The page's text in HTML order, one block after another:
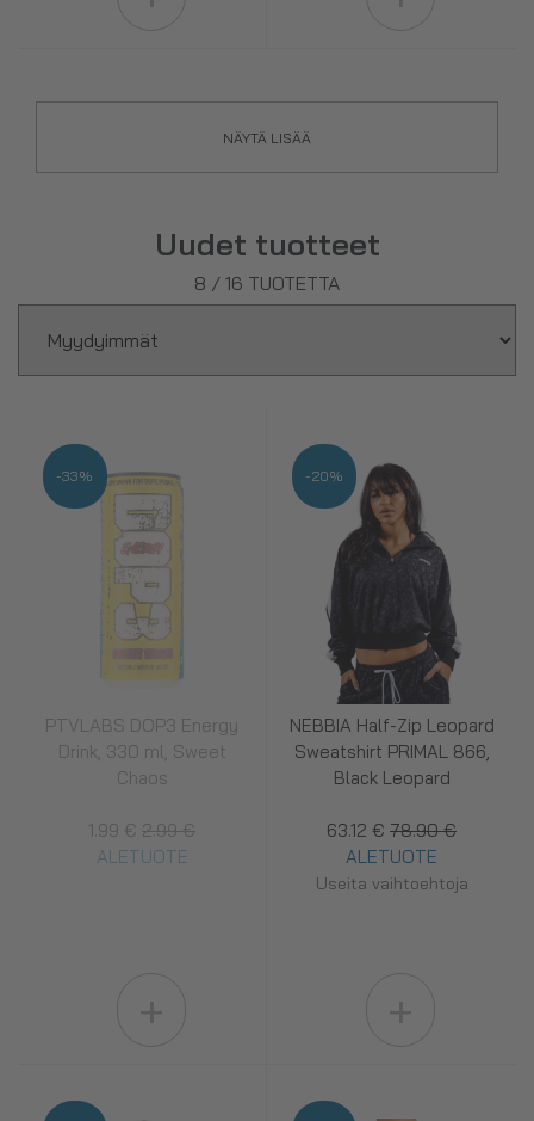
NÄYTÄ LISÄÄ
Uudet tuotteet
8 / 16 TUOTETTA
PTVLABS DOP3 Energy
Drink, 330 ml, Sweet
Chaos
1.99 € 2.99 €
ALETUOTE
-33%
NEBBIA Half-Zip Leopard
Sweatshirt PRIMAL 866,
Black Leopard
63.12 € 78.90 €
ALETUOTE
Useita vaihtoehtoja
-20%